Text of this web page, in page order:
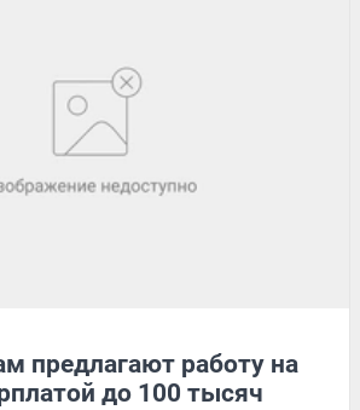
предлагают работу на
до 100 тысяч